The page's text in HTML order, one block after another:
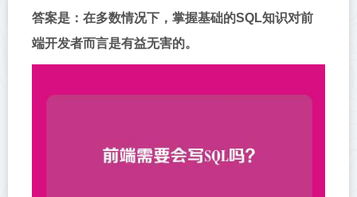
答案是：在多数情况下，掌握基础的SQL知识对前
端开发者而言是有益无害的。